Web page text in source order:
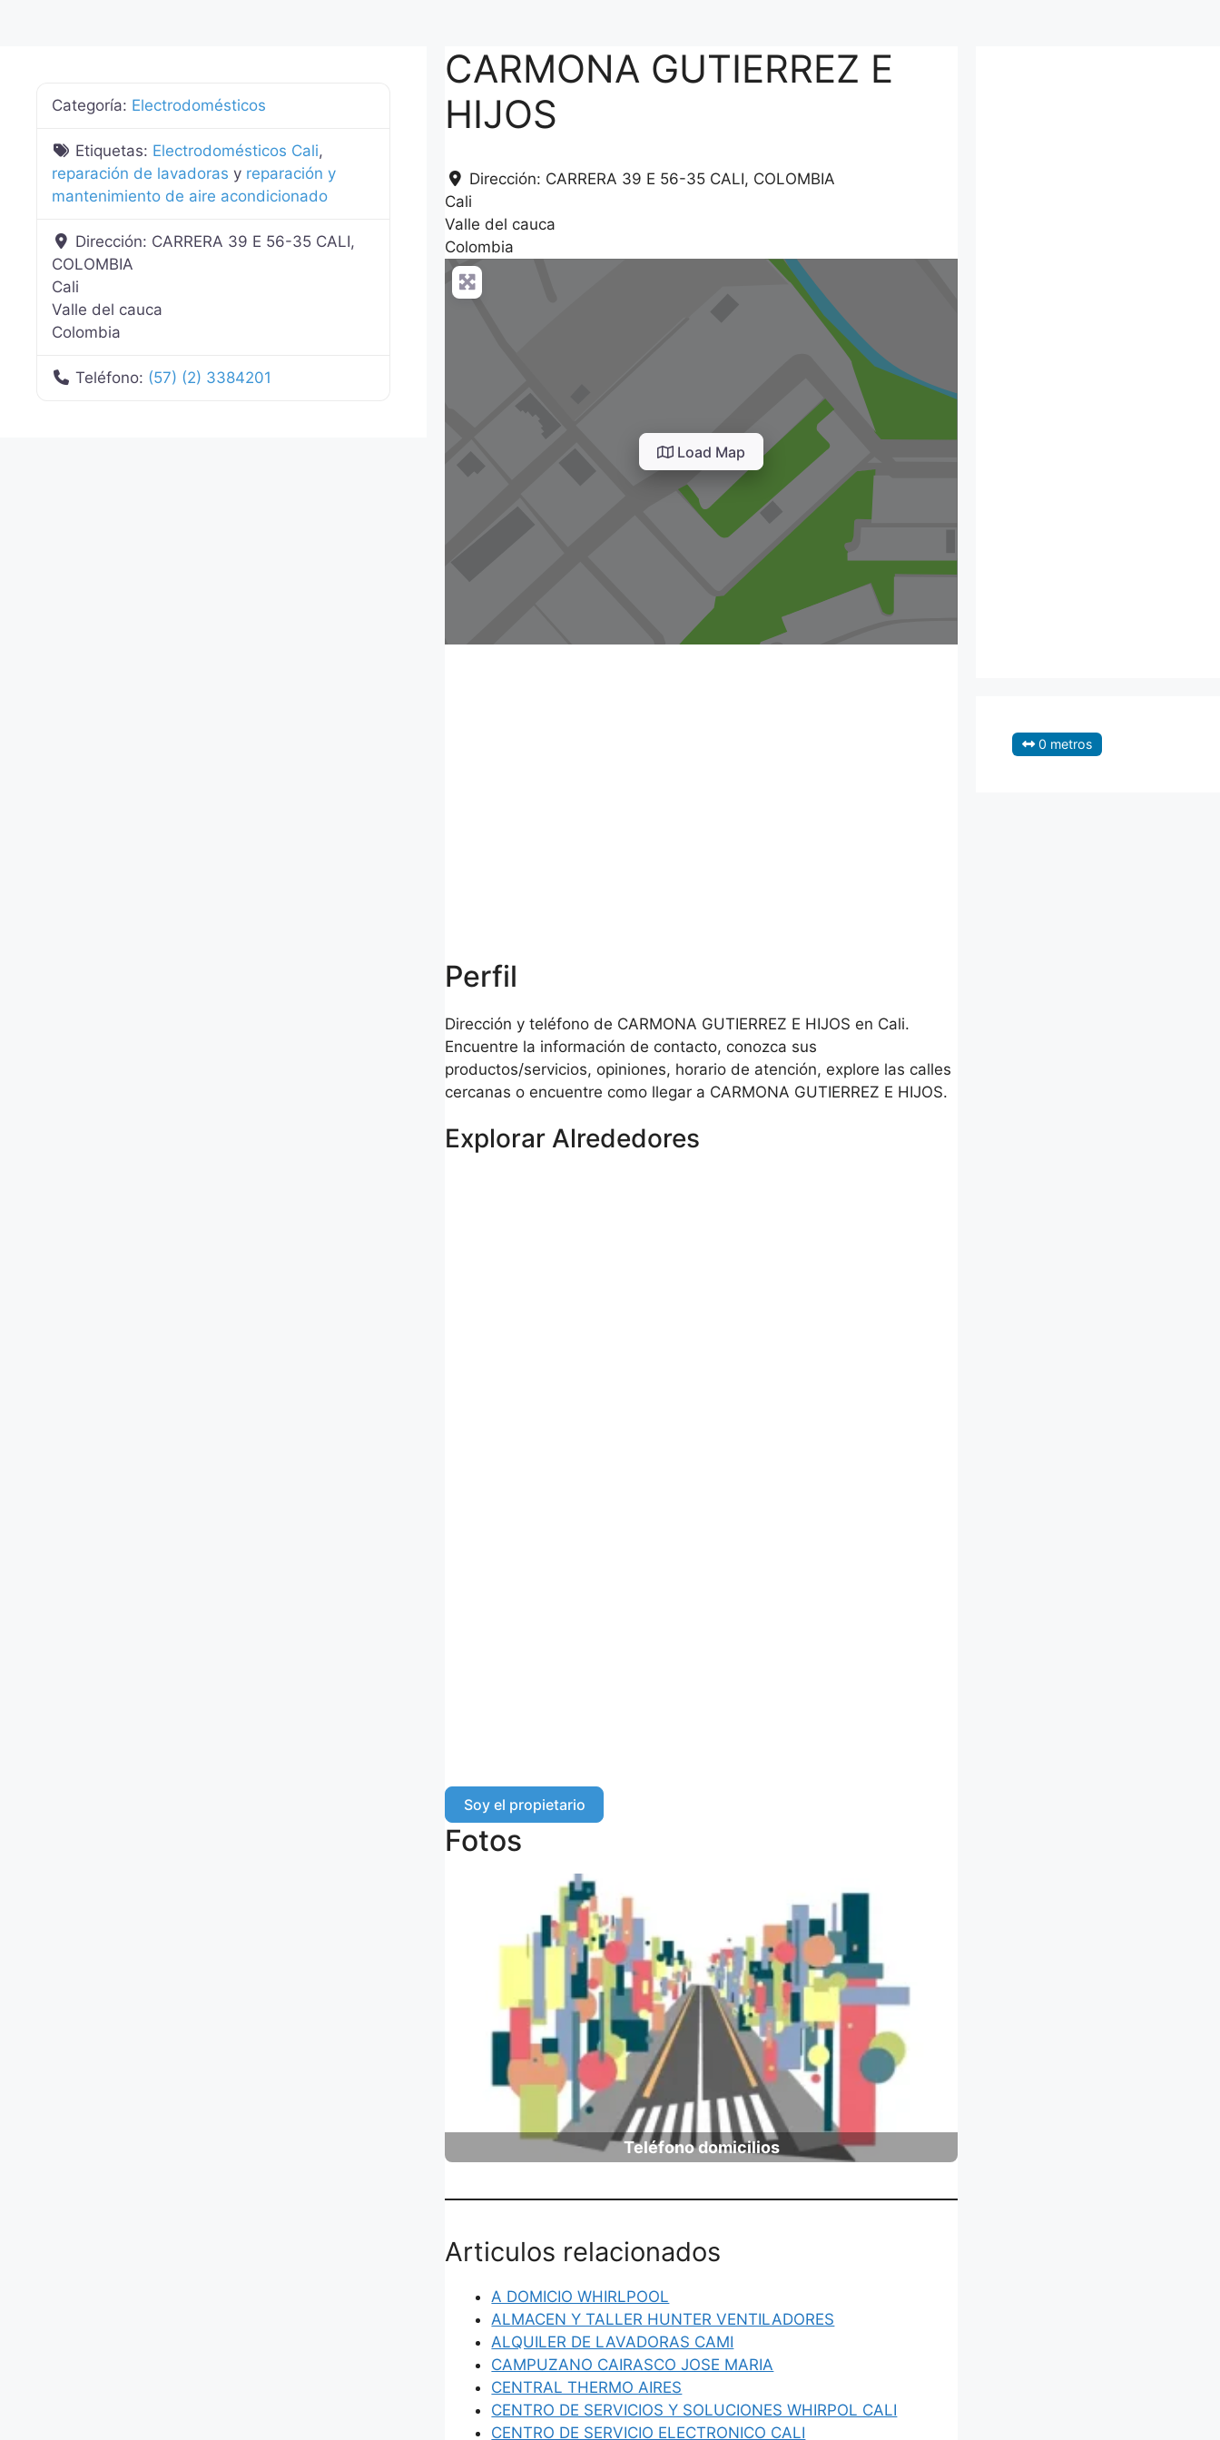
CARMONA GUTIERREZ E
HIJOS
Dirección: CARRERA 39 E 56-35 CALI, COLOMBIA
Cali
Valle del cauca
Colombia
Load Map
Perfil
Dirección y teléfono de CARMONA GUTIERREZ E HIJOS en Cali.
Encuentre la información de contacto, conozca sus
productos/servicios, opiniones, horario de atención, explore las calles
cercanas o encuentre como llegar a CARMONA GUTIERREZ E HIJOS.
Explorar Alrededores
Soy el propietario
Fotos
Teléfono domicilios
Articulos relacionados
A DOMICIO WHIRLPOOL
ALMACEN Y TALLER HUNTER VENTILADORES
ALQUILER DE LAVADORAS CAMI
CAMPUZANO CAIRASCO JOSE MARIA
CENTRAL THERMO AIRES
CENTRO DE SERVICIOS Y SOLUCIONES WHIRPOL CALI
CENTRO DE SERVICIO ELECTRONICO CALI
Categoría: Electrodomésticos
Etiquetas: Electrodomésticos Cali,
reparación de lavadoras y reparación y
mantenimiento de aire acondicionado
Dirección: CARRERA 39 E 56-35 CALI,
COLOMBIA
Cali
Valle del cauca
Colombia
Teléfono: (57) (2) 3384201
0 metros